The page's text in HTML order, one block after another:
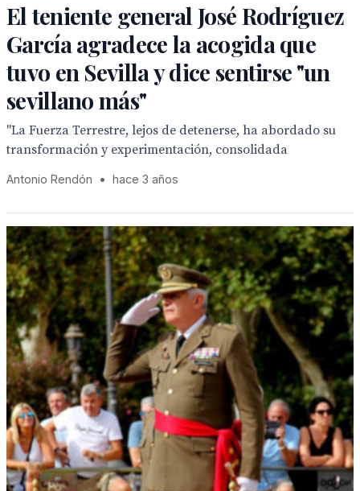
El teniente general José Rodríguez
García agradece la acogida que
tuvo en Sevilla y dice sentirse "un
sevillano más"
"La Fuerza Terrestre, lejos de detenerse, ha abordado su
transformación y experimentación, consolidada
Antonio Rendón • hace 3 años